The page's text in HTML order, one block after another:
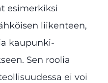
esimerkiksi
liikenteen,
kaupunki-
Sen roolia
ei voi